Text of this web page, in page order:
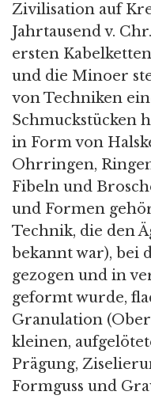
Zivilisation auf
Jahrtausend v.
ersten
und die Minoer
von Techniken
Schmuckstücken
in Form von
Ohrringen,
Fibeln und
und Formen
Technik, die den
bekannt war), bei
gezogen und in
geformt wurde,
Granulation
kleinen,
Prägung,
Formguss und